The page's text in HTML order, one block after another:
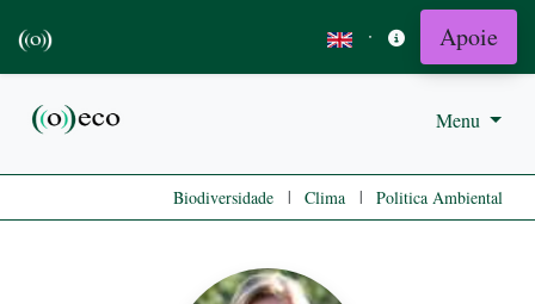
· Apoie
Menu
Biodiversidade | Clima | Politica Ambiental